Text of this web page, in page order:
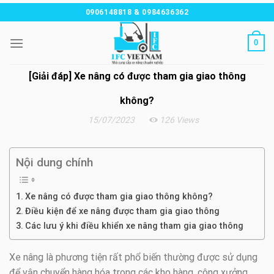
Chuyển
đến
nội
0906148818 & 0984636362
0
15/07/2023 126 Views
[Giải đáp] Xe nâng có được tham gia giao thông
không?
Nội dung chính
Xe nâng có được tham gia giao thông không?
Điều kiện để xe nâng được tham gia giao thông
Các lưu ý khi điều khiển xe nâng tham gia giao thông
Xe nâng là phương tiện rất phổ biến thường được sử dụng